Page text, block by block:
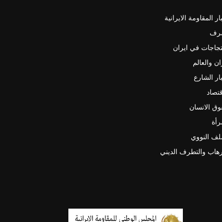
المقاومة الايرانية
في ايران
والعالم
الشارع
الانسان
النووي
والتطرف الديني